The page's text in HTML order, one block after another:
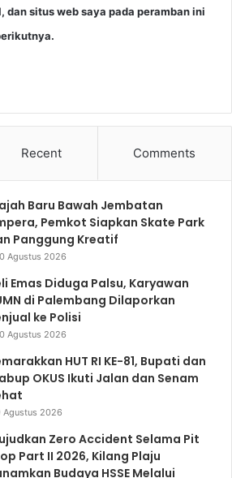
dan situs web saya pada peramban ini
Recent Comments
Baru Bawah Jembatan
Pemkot Siapkan Skate Park
Panggung Kreatif
Agustus 2026
Emas Diduga Palsu, Karyawan
di Palembang Dilaporkan
ke Polisi
Agustus 2026
HUT RI KE-81, Bupati dan
OKUS Ikuti Jalan dan Senam
Agustus 2026
Zero Accident Selama Pit
Part II 2026, Kilang Plaju
Budaya HSSE Melalui